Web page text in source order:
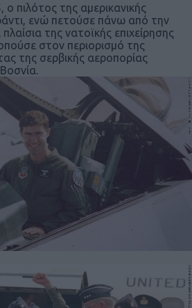
ο πιλότος της αμερικανικής
ενώ πετούσε πάνω από την
της νατοϊκής επιχείρησης
στον περιορισμό της
της σερβικής αεροπορίας